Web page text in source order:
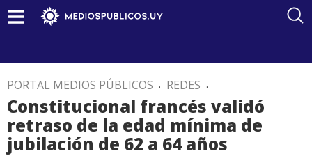
PORTAL MEDIOS PÚBLICOS . REDES .
Constitucional francés validó
retraso de la edad mínima de
jubilación de 62 a 64 años